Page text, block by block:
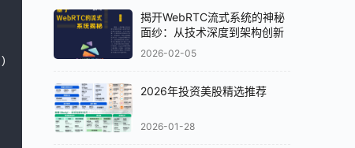
)
揭开WebRTC流式系统的神秘
面纱：从技术深度到架构创新
2026-02-05
2026年投资美股精选推荐
2026-01-28